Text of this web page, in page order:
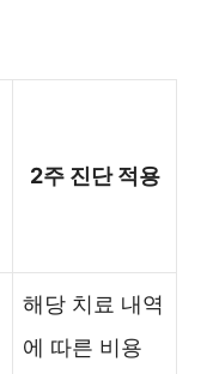
2주 진단 적용
해당 치료 내역
에 따른 비용